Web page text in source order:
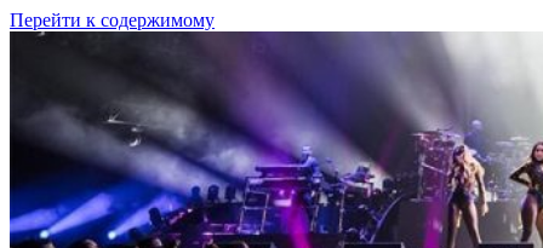
Перейти к содержимому